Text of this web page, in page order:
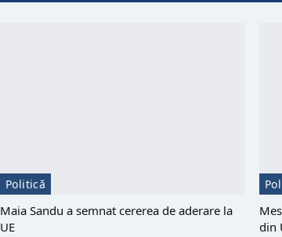
Politică
Maia Sandu a semnat cererea de aderare la
UE
din